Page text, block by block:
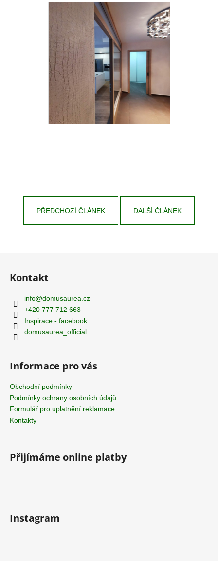
PŘEDCHOZÍ ČLÁNEK DALŠÍ ČLÁNEK
Kontakt
info@domusaurea.cz
+420 777 712 663
Inspirace - facebook
domusaurea_official
Informace pro vás
Obchodní podmínky
Podmínky ochrany osobních údajů
Formulář pro uplatnění reklamace
Kontakty
Přijímáme online platby
Instagram